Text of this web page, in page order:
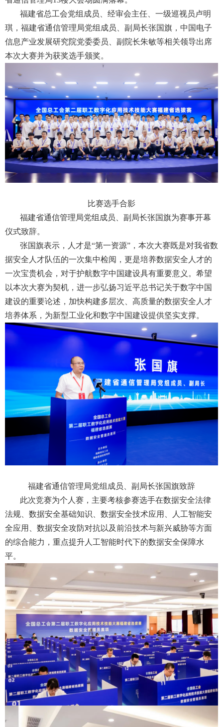
福建省总工会党组成员、经审会主任、一级巡视员卢明
琪，福建省通信管理局党组成员、副局长张国旗，中国电子
信息产业发展研究院党委委员、副院长朱敏等相关领导出席
本次大赛并为获奖选手颁奖。
比赛选手合影
福建省通信管理局党组成员、副局长张国旗为赛事开幕
仪式致辞。
张国旗表示，人才是“第一资源”，本次大赛既是对我省数
据安全人才队伍的一次集中检阅，更是培养数据安全人才的
一次宝贵机会，对于护航数字中国建设具有重要意义。希望
以本次大赛为契机，进一步弘扬习近平总书记关于数字中国
建设的重要论述，加快构建多层次、高质量的数据安全人才
培养体系，为新型工业化和数字中国建设提供坚实支撑。
福建省通信管理局党组成员、副局长张国旗致辞
此次竞赛为个人赛，主要考核参赛选手在数据安全法律
法规、数据安全基础知识、数据安全技术应用、人工智能安
全应用、数据安全攻防对抗以及前沿技术与新兴威胁等方面
的综合能力，重点提升人工智能时代下的数据安全保障水
平。